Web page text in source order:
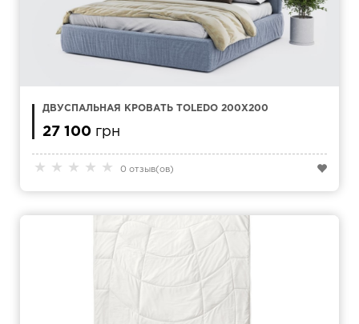
★ ★ ★ ★ ★ 0 отзыв(ов)
ДВУСПАЛЬНАЯ КРОВАТЬ TOLEDO 200Х200
27 100 грн